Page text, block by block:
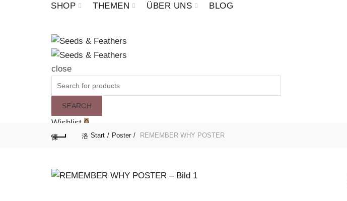
SHOP THEMEN ÜBER UNS BLOG
close
SEARCH
Wishlist 0
Cart (
0 / 0,00€
Start Poster REMEMBER WHY POSTER